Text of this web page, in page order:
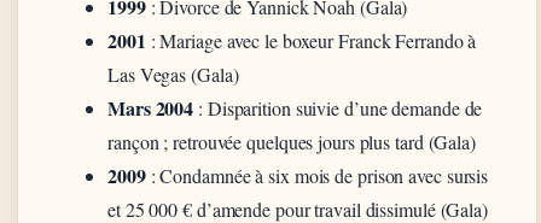
1999: Divorce de Yannick Noah (Gala)
2001 : Mariage avec le boxeur Franck Ferrando à
Las Vegas (Gala)
Mars 2004 : Disparition suivie d’une demande de
rançon ; retrouvée quelques jours plus tard (Gala)
2009: Condamnée à six mois de prison avec sursis
et 25 000 € d’amende pour travail dissimulé (Gala)